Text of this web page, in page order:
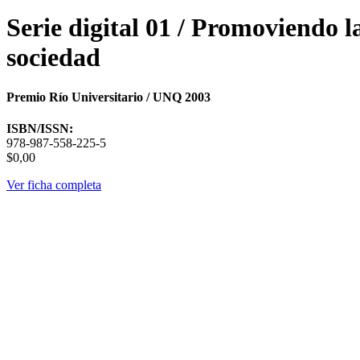
Serie digital 01 / Promoviendo
sociedad
Premio Río Universitario / UNQ 2003
ISBN/ISSN:
978-987-558-225-5
$0,00
Ver ficha completa